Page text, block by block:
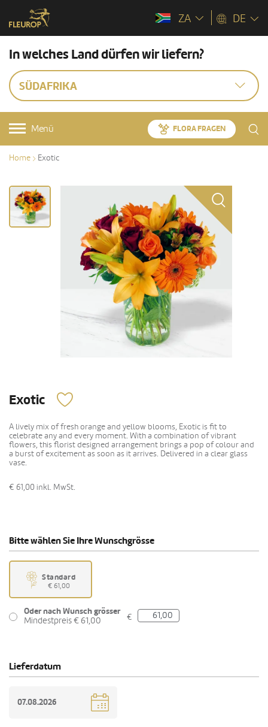
ZA DE
In welches Land dürfen wir liefern?
SÜDAFRIKA
Menü FLORA FRAGEN
Home Exotic
Exotic
A lively mix of fresh orange and yellow blooms, Exotic is fit to
celebrate any and every moment. With a combination of vibrant
flowers, this florist designed arrangement brings a pop of colour and
a burst of excitement as soon as it arrives. Delivered in a clear glass
vase.
€ 61,00 inkl. MwSt.
Bitte wählen Sie Ihre Wunschgrösse
Standard
€ 61,00
Oder nach Wunsch grösser
Mindestpreis € 61,00
€
Lieferdatum